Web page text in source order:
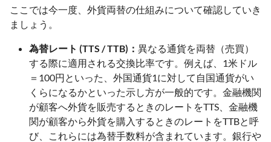
ここでは今一度、外貨両替の仕組みについて確認していき
ましょう。
為替レート (TTS / TTB)： 異なる通貨を両替（売買）
する際に適用される交換比率です。例えば、1米ドル
＝100円といった、外国通貨1に対して自国通貨がい
くらになるかといった示し方が一般的です。金融機関
が顧客へ外貨を販売するときのレートをTTS、金融機
関が顧客から外貨を購入するときのレートをTTBと呼
び、これらには為替手数料が含まれています。銀行や